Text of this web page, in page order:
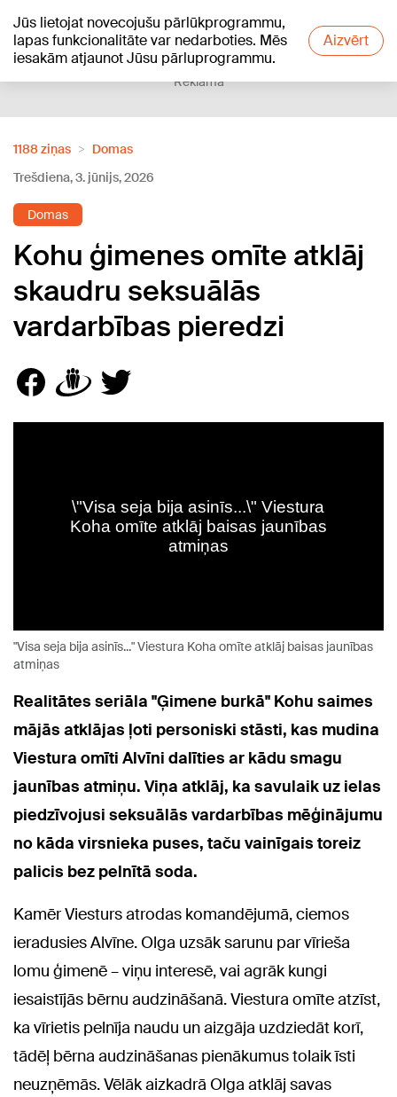
Jūs lietojat novecojušu pārlūkprogrammu,
lapas funkcionalitāte var nedarboties. Mēs
iesakām atjaunot Jūsu pārluprogrammu.
Aizvērt
+19°C
Reklāma
1188 ziņas
Domas
Trešdiena, 3. jūnijs, 2026
Domas
Kohu ģimenes omīte atklāj
skaudru seksuālās
vardarbības pieredzi
"Visa seja bija asinīs..." Viestura Koha omīte atklāj baisas jaunības
atmiņas
Realitātes seriāla "Ģimene burkā" Kohu saimes
mājās atklājas ļoti personiski stāsti, kas mudina
Viestura omīti Alvīni dalīties ar kādu smagu
jaunības atmiņu. Viņa atklāj, ka savulaik uz ielas
piedzīvojusi seksuālās vardarbības mēģinājumu
no kāda virsnieka puses, taču vainīgais toreiz
palicis bez pelnītā soda.
Kamēr Viesturs atrodas komandējumā, ciemos
ieradusies Alvīne. Olga uzsāk sarunu par vīrieša
lomu ģimenē – viņu interesē, vai agrāk kungi
iesaistījās bērnu audzināšanā. Viestura omīte atzīst,
ka vīrietis pelnīja naudu un aizgāja uzdziedāt korī,
tādēļ bērna audzināšanas pienākumus tolaik īsti
neuzņēmās. Vēlāk aizkadrā Olga atklāj savas